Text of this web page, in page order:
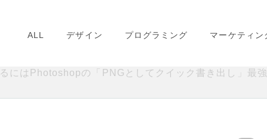
ALL デザイン プログラミング マーケティン
にはPhotoshopの「PNGとしてクイック書き出し」最